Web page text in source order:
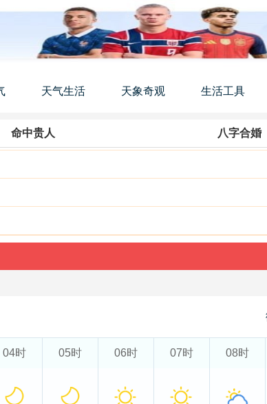
天气生活 天象奇观 生活工具
命中贵人 八字合婚
04时 05时 06时 07时 08时